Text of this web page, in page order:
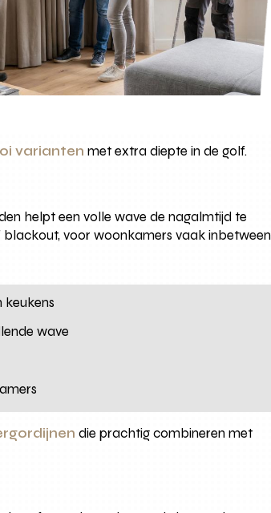
varianten met extra diepte in de golf.
helpt een volle wave de nagalmtijd te
voor woonkamers vaak inbetween
wave
die prachtig combineren met